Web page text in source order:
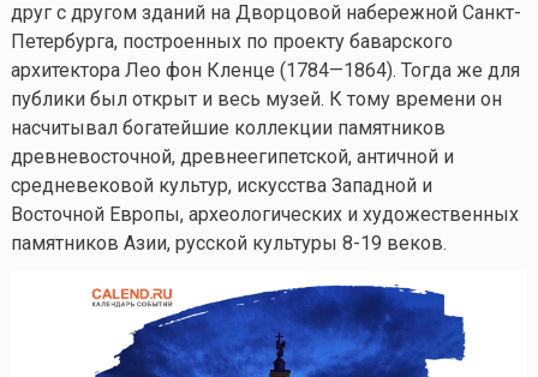
друг с другом зданий на Дворцовой набережной Санкт-
Петербурга, построенных по проекту баварского
архитектора Лео фон Кленце (1784—1864). Тогда же для
публики был открыт и весь музей. К тому времени он
насчитывал богатейшие коллекции памятников
древневосточной, древнеегипетской, античной и
средневековой культур, искусства Западной и
Восточной Европы, археологических и художественных
памятников Азии, русской культуры 8-19 веков.